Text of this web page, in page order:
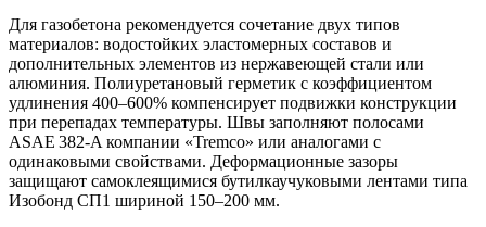
Для газобетона рекомендуется сочетание двух типов
материалов: водостойких эластомерных составов и
дополнительных элементов из нержавеющей стали или
алюминия. Полиуретановый герметик с коэффициентом
удлинения 400–600% компенсирует подвижки конструкции
при перепадах температуры. Швы заполняют полосами
ASAE 382-A компании «Tremco» или аналогами с
одинаковыми свойствами. Деформационные зазоры
защищают самоклеящимися бутилкаучуковыми лентами типа
Изобонд СП1 шириной 150–200 мм.